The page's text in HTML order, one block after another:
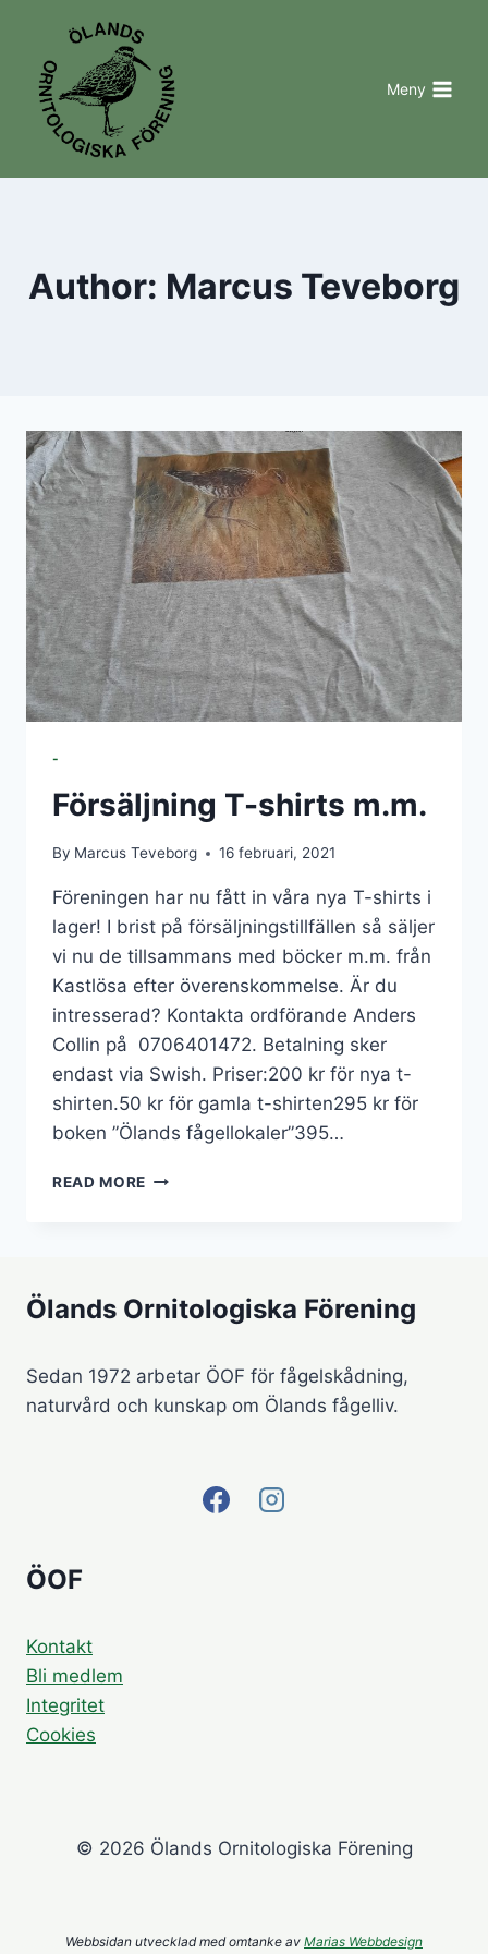
content
Meny
Author: Marcus Teveborg
-
Försäljning T-shirts m.m.
By Marcus Teveborg 16 februari, 2021
Föreningen har nu fått in våra nya T-shirts i
lager! I brist på försäljningstillfällen så säljer
vi nu de tillsammans med böcker m.m. från
Kastlösa efter överenskommelse. Är du
intresserad? Kontakta ordförande Anders
Collin på 0706401472. Betalning sker
endast via Swish. Priser:200 kr för nya t-
shirten.50 kr för gamla t-shirten295 kr för
boken ”Ölands fågellokaler”395…
READ MORE FÖRSÄLJNING
Ölands Ornitologiska Förening
Sedan 1972 arbetar ÖOF för fågelskådning,
naturvård och kunskap om Ölands fågelliv.
ÖOF
Kontakt
Bli medlem
Integritet
Cookies
© 2026 Ölands Ornitologiska Förening
Webbsidan utvecklad med omtanke av Marias Webbdesign